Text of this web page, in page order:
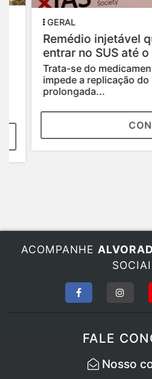
GERAL
Remédio injetável
entrar no SUS até o
Trata-se do medicamento
impede a replicação do
prolongada...
Fone: (64) 3634-1588